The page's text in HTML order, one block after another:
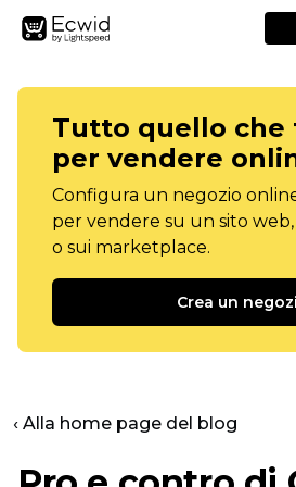
Tutto quello che
per vendere
Configura un negozio
per vendere su un sito web,
o sui marketplace.
Crea un
‹ Alla home page del blog